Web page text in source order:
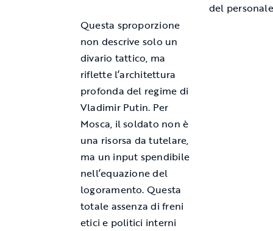
del personale
Questa sproporzione
non descrive solo un
divario tattico, ma
riflette l’architettura
profonda del regime di
Vladimir Putin. Per
Mosca, il soldato non è
una risorsa da tutelare,
ma un input spendibile
nell’equazione del
logoramento. Questa
totale assenza di freni
etici e politici interni